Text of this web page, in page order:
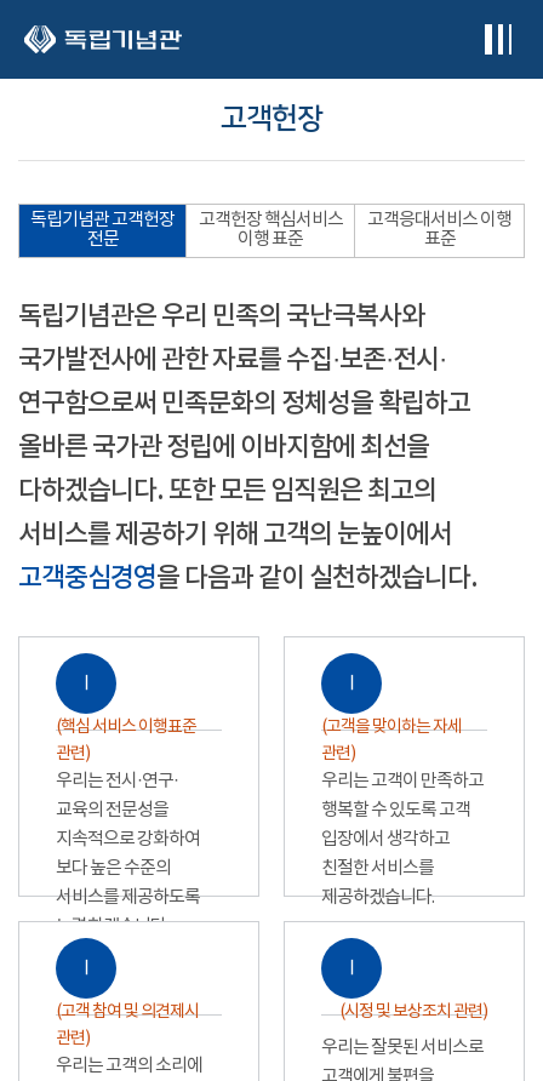
고객헌장
독립기념관 고객헌장
전문
고객헌장 핵심서비스
이행 표준
고객응대서비스 이행
표준
독립기념관은 우리 민족의 국난극복사와
국가발전사에 관한 자료를 수집·보존·전시·
연구함으로써 민족문화의 정체성을 확립하고
올바른 국가관 정립에 이바지함에 최선을
다하겠습니다. 또한 모든 임직원은 최고의
서비스를 제공하기 위해 고객의 눈높이에서
고객중심경영을 다음과 같이 실천하겠습니다.
Ⅰ
(핵심 서비스 이행표준
관련)
우리는 전시·연구·
교육의 전문성을
지속적으로 강화하여
보다 높은 수준의
서비스를 제공하도록
노력하겠습니다.
Ⅰ
(고객을 맞이하는 자세
관련)
우리는 고객이 만족하고
행복할 수 있도록 고객
입장에서 생각하고
친절한 서비스를
제공하겠습니다.
Ⅰ
(고객 참여 및 의견제시
관련)
우리는 고객의 소리에
Ⅰ
(시정 및 보상조치 관련)
우리는 잘못된 서비스로
고객에게 불편을